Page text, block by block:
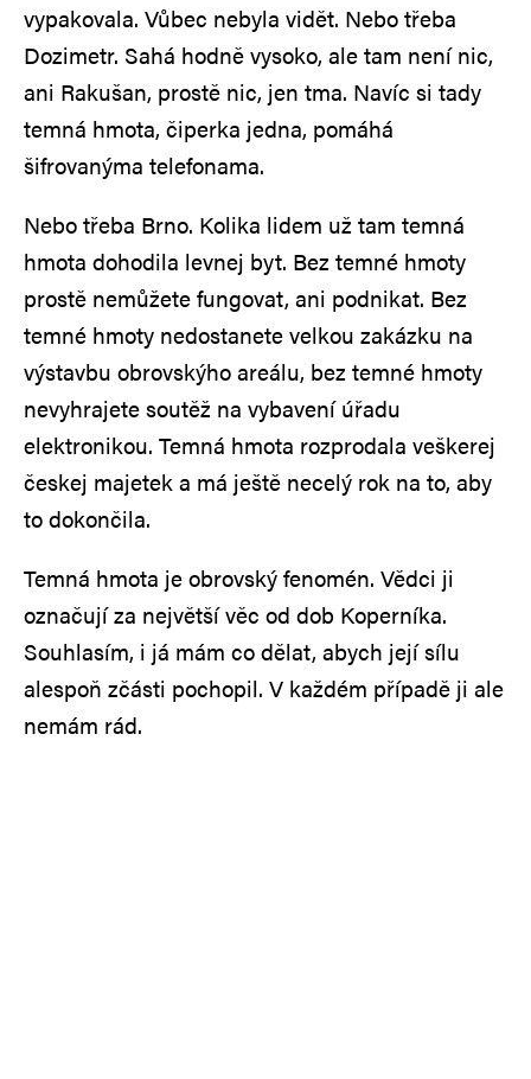
vypakovala. Vůbec nebyla vidět. Nebo třeba
Dozimetr. Sahá hodně vysoko, ale tam není nic,
ani Rakušan, prostě nic, jen tma. Navíc si tady
temná hmota, čiperka jedna, pomáhá
šifrovanýma telefonama.
Nebo třeba Brno. Kolika lidem už tam temná
hmota dohodila levnej byt. Bez temné hmoty
prostě nemůžete fungovat, ani podnikat. Bez
temné hmoty nedostanete velkou zakázku na
výstavbu obrovskýho areálu, bez temné hmoty
nevyhrajete soutěž na vybavení úřadu
elektronikou. Temná hmota rozprodala veškerej
českej majetek a má ještě necelý rok na to, aby
to dokončila.
Temná hmota je obrovský fenomén. Vědci ji
označují za největší věc od dob Koperníka.
Souhlasím, i já mám co dělat, abych její sílu
alespoň zčásti pochopil. V každém případě ji ale
nemám rád.